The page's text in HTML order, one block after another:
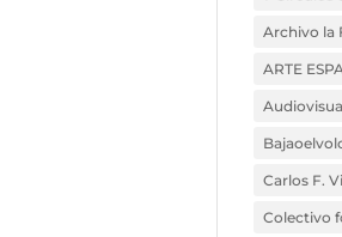
Archivo la
ARTE
Carlos F.
Colectivo